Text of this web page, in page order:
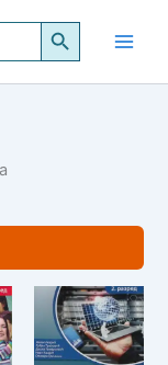
Search Button